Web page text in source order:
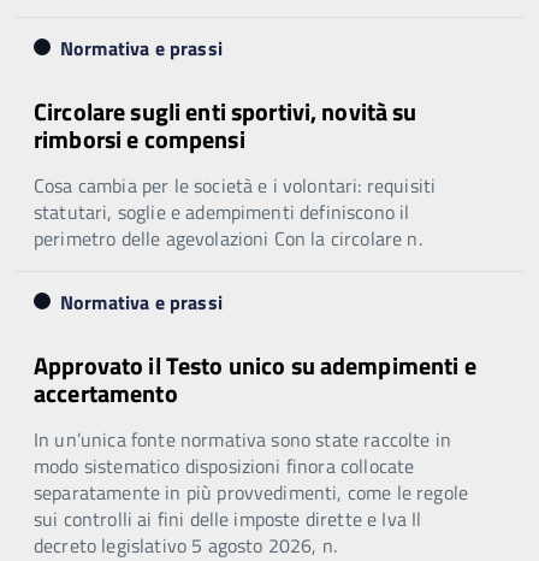
Normativa e prassi
Circolare sugli enti sportivi, novità su
rimborsi e compensi
Cosa cambia per le società e i volontari: requisiti
statutari, soglie e adempimenti definiscono il
perimetro delle agevolazioni Con la circolare n.
Normativa e prassi
Approvato il Testo unico su adempimenti e
accertamento
In un’unica fonte normativa sono state raccolte in
modo sistematico disposizioni finora collocate
separatamente in più provvedimenti, come le regole
sui controlli ai fini delle imposte dirette e Iva Il
decreto legislativo 5 agosto 2026, n.